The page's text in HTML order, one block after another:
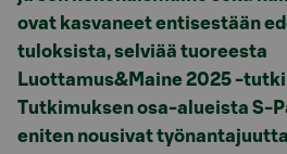
ovat kasvaneetentisestään
tuloksista, selviää tuoreesta
Luottamus&Maine2025-
Tutkimuksen osa-alueista S-
eniten nousivattyönantajuutta